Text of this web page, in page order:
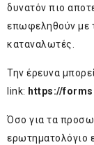
δυνατόν πιο
επωφεληθούν με
καταναλωτές.
Την έρευνα
link: https://
Όσο για τα
ερωτηματολόγιο